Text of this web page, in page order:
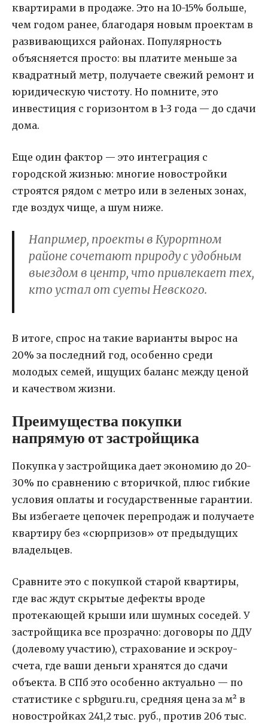
квартирами в продаже. Это на 10-15% больше,
чем годом ранее, благодаря новым проектам в
развивающихся районах. Популярность
объясняется просто: вы платите меньше за
квадратный метр, получаете свежий ремонт и
юридическую чистоту. Но помните, это
инвестиция с горизонтом в 1-3 года — до сдачи
дома.
Еще один фактор — это интеграция с
городской жизнью: многие новостройки
строятся рядом с метро или в зеленых зонах,
где воздух чище, а шум ниже.
Например, проекты в Курортном
районе сочетают природу с удобным
выездом в центр, что привлекает тех,
кто устал от суеты Невского.
В итоге, спрос на такие варианты вырос на
20% за последний год, особенно среди
молодых семей, ищущих баланс между ценой
и качеством жизни.
Преимущества покупки
напрямую от застройщика
Покупка у застройщика дает экономию до 20-
30% по сравнению с вторичкой, плюс гибкие
условия оплаты и государственные гарантии.
Вы избегаете цепочек перепродаж и получаете
квартиру без «сюрпризов» от предыдущих
владельцев.
Сравните это с покупкой старой квартиры,
где вас ждут скрытые дефекты вроде
протекающей крыши или шумных соседей. У
застройщика все прозрачно: договоры по ДДУ
(долевому участию), страхование и эскроу-
счета, где ваши деньги хранятся до сдачи
объекта. В СПб это особенно актуально — по
статистике с spbguru.ru, средняя цена за м² в
новостройках 241,2 тыс. руб., против 206 тыс.